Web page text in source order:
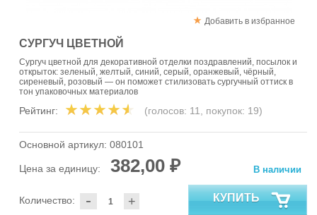
Добавить в избранное
СУРГУЧ ЦВЕТНОЙ
Сургуч цветной для декоративной отделки поздравлений, посылок и
открыток: зеленый, желтый, синий, серый, оранжевый, чёрный,
сиреневый, розовый — он поможет стилизовать сургучный оттиск в
тон упаковочных материалов
Рейтинг: (голосов: 11, покупок: 19)
Основной артикул: 080101
Цена за единицу: 382,00 ₽
- +
Количество:
В наличии
КУПИТЬ